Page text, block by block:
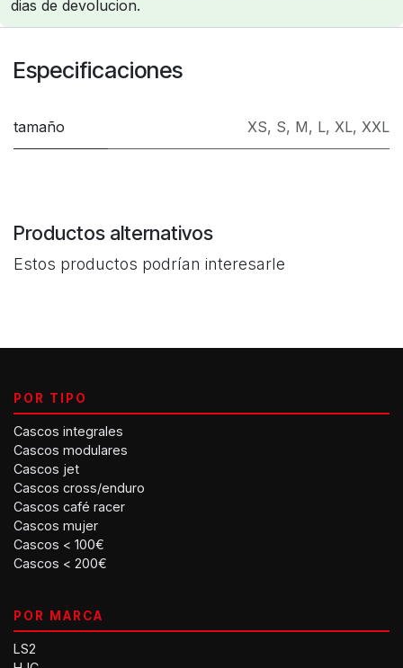
dias de devolucion.
Especificaciones
tamaño XS, S, M, L, XL, XXL
Productos alternativos
Estos productos podrían interesarle
POR TIPO
Cascos integrales
Cascos modulares
Cascos jet
Cascos cross/enduro
Cascos café racer
Cascos mujer
Cascos < 100€
Cascos < 200€
POR MARCA
LS2